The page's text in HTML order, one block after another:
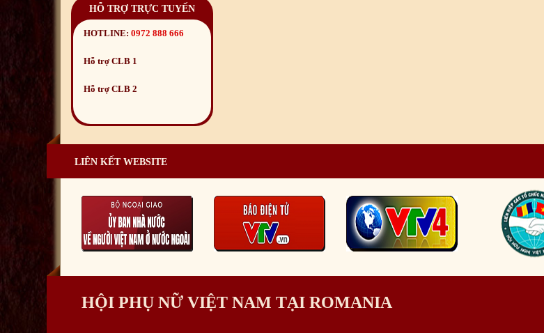
HỖ TRỢ TRỰC TUYẾN
HOTLINE: 0972 888 666
Hỗ trợ CLB 1
Hỗ trợ CLB 2
LIÊN KẾT WEBSITE
HỘI PHỤ NỮ VIỆT NAM TẠI ROMANIA